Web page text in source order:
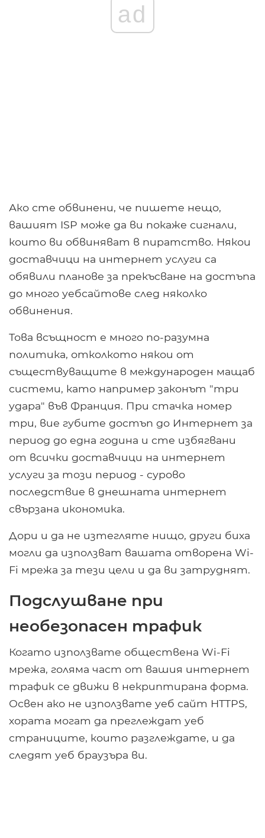
ad
Ако сте обвинени, че пишете нещо,
вашият ISP може да ви покаже сигнали,
които ви обвиняват в пиратство. Някои
доставчици на интернет услуги са
обявили планове за прекъсване на достъпа
до много уебсайтове след няколко
обвинения.
Това всъщност е много по-разумна
политика, отколкото някои от
съществуващите в международен мащаб
системи, като например законът "три
удара" във Франция. При стачка номер
три, вие губите достъп до Интернет за
период до една година и сте избягвани
от всички доставчици на интернет
услуги за този период - сурово
последствие в днешната интернет
свързана икономика.
Дори и да не изтегляте нищо, други биха
могли да използват вашата отворена Wi-
Fi мрежа за тези цели и да ви затруднят.
Подслушване при
необезопасен трафик
Когато използвате обществена Wi-Fi
мрежа, голяма част от вашия интернет
трафик се движи в некриптирана форма.
Освен ако не използвате уеб сайт HTTPS,
хората могат да преглеждат уеб
страниците, които разглеждате, и да
следят уеб браузъра ви.